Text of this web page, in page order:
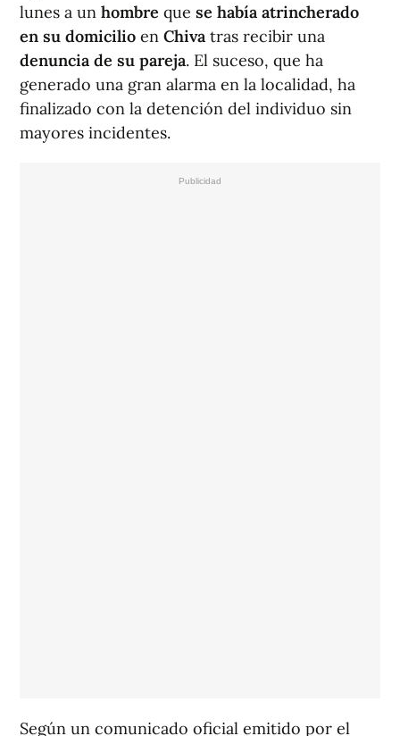
lunes a un hombre que se había atrincherado
en su domicilio en Chiva tras recibir una
denuncia de su pareja. El suceso, que ha
generado una gran alarma en la localidad, ha
finalizado con la detención del individuo sin
mayores incidentes.
Según un comunicado oficial emitido por el